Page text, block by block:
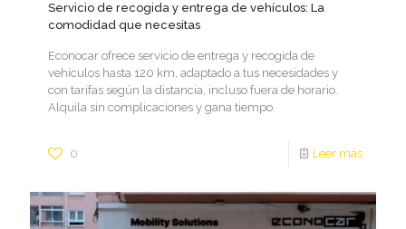
Servicio de recogida y entrega de vehículos: La
comodidad que necesitas
Econocar ofrece servicio de entrega y recogida de
vehículos hasta 120 km, adaptado a tus necesidades y
con tarifas según la distancia, incluso fuera de horario.
Alquila sin complicaciones y gana tiempo.
0 Leer más